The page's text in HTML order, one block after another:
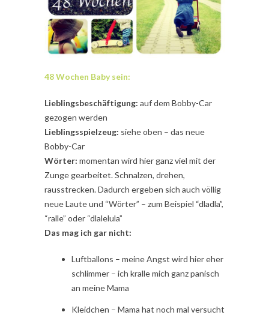
48 Wochen Baby sein:
Lieblingsbeschäftigung: auf dem Bobby-Car
gezogen werden
Lieblingsspielzeug: siehe oben – das neue
Bobby-Car
Wörter: momentan wird hier ganz viel mit der
Zunge gearbeitet. Schnalzen, drehen,
rausstrecken. Dadurch ergeben sich auch völlig
neue Laute und “Wörter” – zum Beispiel “dladla”,
“ralle” oder “dlalelula”
Das mag ich gar nicht:
Luftballons – meine Angst wird hier eher
schlimmer – ich kralle mich ganz panisch
an meine Mama
Kleidchen – Mama hat noch mal versucht